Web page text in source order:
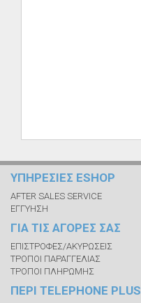
ΥΠΗΡΕΣΙΕΣ ESHOP
AFTER SALES SERVICE
ΕΓΓΥΗΣΗ
ΓΙΑ ΤΙΣ ΑΓΟΡΕΣ ΣΑΣ
ΕΠΙΣΤΡΟΦΕΣ/ΑΚΥΡΩΣΕΙΣ
ΤΡΟΠΟΙ ΠΑΡΑΓΓΕΛΙΑΣ
ΤΡΟΠΟΙ ΠΛΗΡΩΜΗΣ
ΠΕΡΙ TELEPHONE PLUS